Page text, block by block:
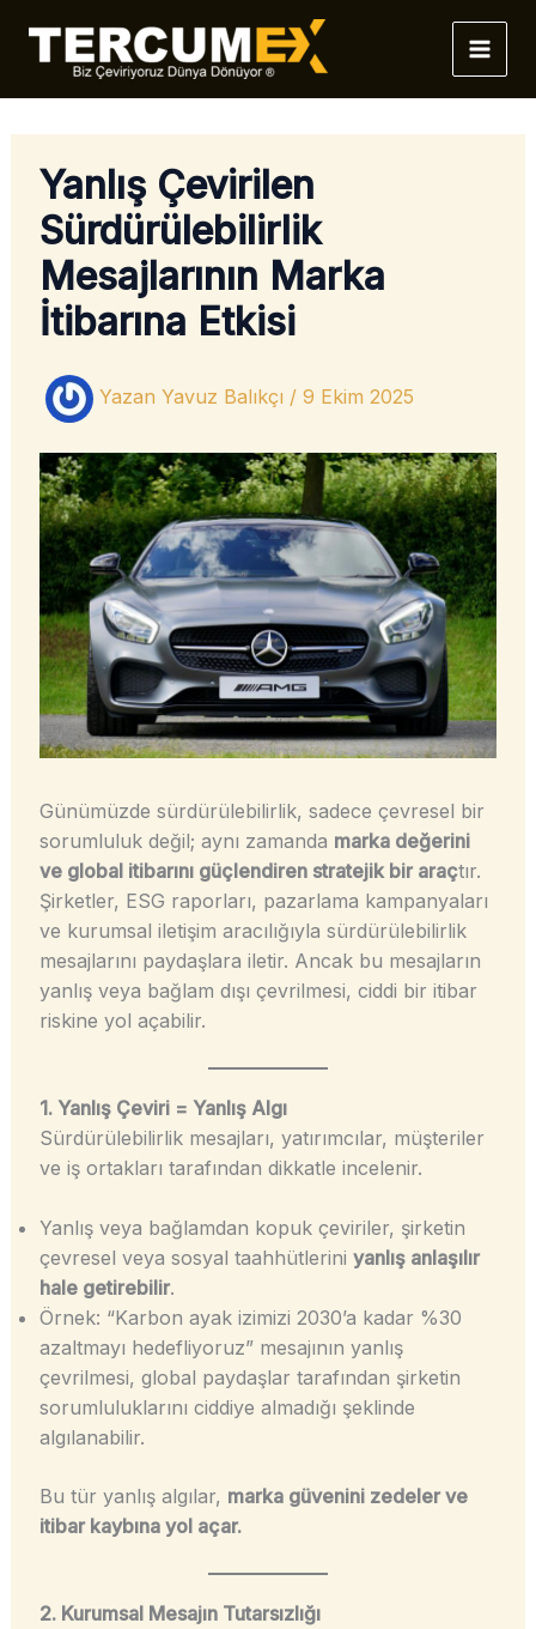
atla
Yanlış Çevirilen
Sürdürülebilirlik
Mesajlarının Marka
İtibarına Etkisi
Yazan Yavuz Balıkçı / 9 Ekim 2025
Günümüzde sürdürülebilirlik, sadece çevresel bir
sorumluluk değil; aynı zamanda marka değerini
ve global itibarını güçlendiren stratejik bir araçtır.
Şirketler, ESG raporları, pazarlama kampanyaları
ve kurumsal iletişim aracılığıyla sürdürülebilirlik
mesajlarını paydaşlara iletir. Ancak bu mesajların
yanlış veya bağlam dışı çevrilmesi, ciddi bir itibar
riskine yol açabilir.
1. Yanlış Çeviri = Yanlış Algı
Sürdürülebilirlik mesajları, yatırımcılar, müşteriler
ve iş ortakları tarafından dikkatle incelenir.
Yanlış veya bağlamdan kopuk çeviriler, şirketin
çevresel veya sosyal taahhütlerini yanlış anlaşılır
hale getirebilir.
Örnek: “Karbon ayak izimizi 2030’a kadar %30
azaltmayı hedefliyoruz” mesajının yanlış
çevrilmesi, global paydaşlar tarafından şirketin
sorumluluklarını ciddiye almadığı şeklinde
algılanabilir.
Bu tür yanlış algılar, marka güvenini zedeler ve
itibar kaybına yol açar.
2. Kurumsal Mesajın Tutarsızlığı